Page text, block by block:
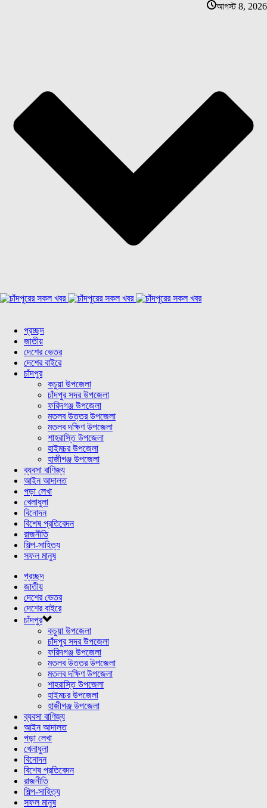
আগস্ট 8, 2026
প্রচ্ছদ
জাতীয়
দেশের ভেতর
দেশের বাইরে
চাঁদপুর
কচুয়া উপজেলা
চাঁদপুর সদর উপজেলা
ফরিদগঞ্জ উপজেলা
মতলব উত্তর উপজেলা
মতলব দক্ষিণ উপজেলা
শাহরাস্তি উপজেলা
হাইমচর উপজেলা
হাজীগঞ্জ উপজেলা
ব্যবসা বাণিজ্য
আইন আদালত
পড়া লেখা
খেলাধুলা
বিনোদন
বিশেষ প্রতিবেদন
রাজনীতি
শিল্প-সাহিত্য
সফল মানুষ
প্রচ্ছদ
জাতীয়
দেশের ভেতর
দেশের বাইরে
চাঁদপুর
কচুয়া উপজেলা
চাঁদপুর সদর উপজেলা
ফরিদগঞ্জ উপজেলা
মতলব উত্তর উপজেলা
মতলব দক্ষিণ উপজেলা
শাহরাস্তি উপজেলা
হাইমচর উপজেলা
হাজীগঞ্জ উপজেলা
ব্যবসা বাণিজ্য
আইন আদালত
পড়া লেখা
খেলাধুলা
বিনোদন
বিশেষ প্রতিবেদন
রাজনীতি
শিল্প-সাহিত্য
সফল মানুষ